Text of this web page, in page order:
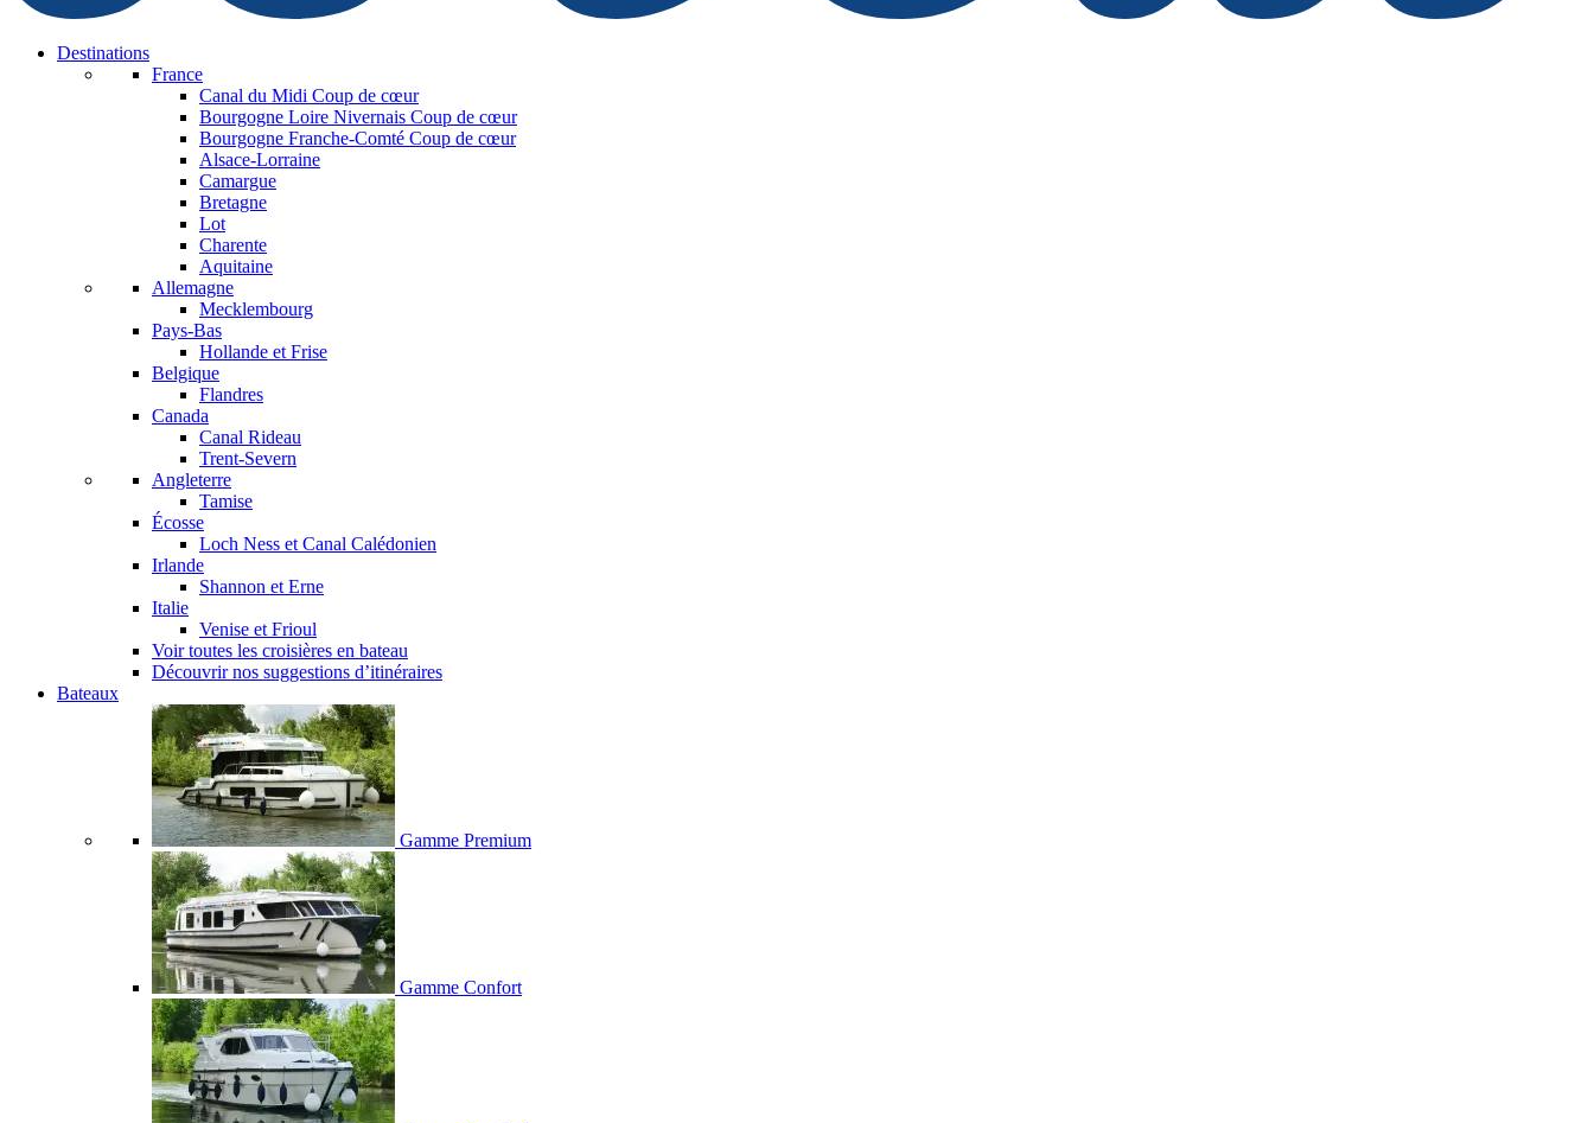
Destinations
France
Canal du Midi Coup de cœur
Bourgogne Loire Nivernais Coup de cœur
Bourgogne Franche-Comté Coup de cœur
Alsace-Lorraine
Camargue
Bretagne
Lot
Charente
Aquitaine
Allemagne
Mecklembourg
Pays-Bas
Hollande et Frise
Belgique
Flandres
Canada
Canal Rideau
Trent-Severn
Angleterre
Tamise
Écosse
Loch Ness et Canal Calédonien
Irlande
Shannon et Erne
Italie
Venise et Frioul
Voir toutes les croisières en bateau
Découvrir nos suggestions d’itinéraires
Bateaux
Gamme Premium
Gamme Confort